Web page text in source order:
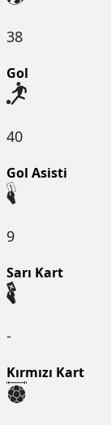
38
Gol
40
Gol Asisti
9
Sarı Kart
-
Kırmızı Kart